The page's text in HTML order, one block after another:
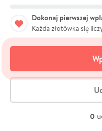
Dokonaj pierwszej
Każda złotówka się
0